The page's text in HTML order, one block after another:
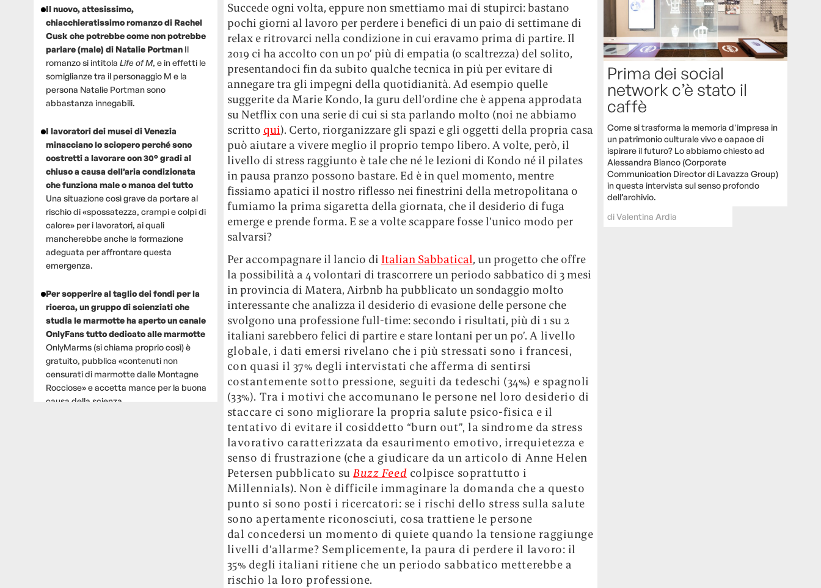
Il nuovo, attesissimo,
chiacchieratissimo romanzo di Rachel
Cusk che potrebbe come non potrebbe
parlare (male) di Natalie Portman Il
romanzo si intitola Life of M, e in effetti le
somiglianze tra il personaggio M e la
persona Natalie Portman sono
abbastanza innegabili.
I lavoratori dei musei di Venezia
minacciano lo sciopero perché sono
costretti a lavorare con 30° gradi al
chiuso a causa dell’aria condizionata
che funziona male o manca del tutto
Una situazione così grave da portare al
rischio di «spossatezza, crampi e colpi di
calore» per i lavoratori, ai quali
mancherebbe anche la formazione
adeguata per affrontare questa
emergenza.
Per sopperire al taglio dei fondi per la
ricerca, un gruppo di scienziati che
studia le marmotte ha aperto un canale
OnlyFans tutto dedicato alle marmotte
OnlyMarms (si chiama proprio così) è
gratuito, pubblica «contenuti non
censurati di marmotte dalle Montagne
Rocciose» e accetta mance per la buona
causa della scienza.
Succede ogni volta, eppure non smettiamo mai di stupirci: bastano
pochi giorni al lavoro per perdere i benefici di un paio di settimane di
relax e ritrovarci nella condizione in cui eravamo prima di partire. Il
2019 ci ha accolto con un po’ più di empatia (o scaltrezza) del solito,
presentandoci fin da subito qualche tecnica in più per evitare di
annegare tra gli impegni della quotidianità. Ad esempio quelle
suggerite da Marie Kondo, la guru dell’ordine che è appena approdata
su Netflix con una serie di cui si sta parlando molto (noi ne abbiamo
scritto qui). Certo, riorganizzare gli spazi e gli oggetti della propria casa
può aiutare a vivere meglio il proprio tempo libero. A volte, però, il
livello di stress raggiunto è tale che né le lezioni di Kondo né il pilates
in pausa pranzo possono bastare. Ed è in quel momento, mentre
fissiamo apatici il nostro riflesso nei finestrini della metropolitana o
fumiamo la prima sigaretta della giornata, che il desiderio di fuga
emerge e prende forma. E se a volte scappare fosse l’unico modo per
salvarsi?
Per accompagnare il lancio di Italian Sabbatical, un progetto che offre
la possibilità a 4 volontari di trascorrere un periodo sabbatico di 3 mesi
in provincia di Matera, Airbnb ha pubblicato un sondaggio molto
interessante che analizza il desiderio di evasione delle persone che
svolgono una professione full-time: secondo i risultati, più di 1 su 2
italiani sarebbero felici di partire e stare lontani per un po’. A livello
globale, i dati emersi rivelano che i più stressati sono i francesi,
con quasi il 37% degli intervistati che afferma di sentirsi
costantemente sotto pressione, seguiti da tedeschi (34%) e spagnoli
(33%). Tra i motivi che accomunano le persone nel loro desiderio di
staccare ci sono migliorare la propria salute psico-fisica e il
tentativo di evitare il cosiddetto “burn out”, la sindrome da stress
lavorativo caratterizzata da esaurimento emotivo, irrequietezza e
senso di frustrazione (che a giudicare da un articolo di Anne Helen
Petersen pubblicato suBuzz Feed colpisce soprattutto i
Millennials). Non è difficile immaginare la domanda che a questo
punto si sono posti i ricercatori: se i rischi dello stress sulla salute
sono apertamente riconosciuti, cosa trattiene le persone
dal concedersi un momento di quiete quando la tensione raggiunge
livelli d’allarme? Semplicemente, la paura di perdere il lavoro: il
35% degli italiani ritiene che un periodo sabbatico metterebbe a
rischio la loro professione.
Prima dei social
network c’è stato il
caffè
Come si trasforma la memoria d'impresa in
un patrimonio culturale vivo e capace di
ispirare il futuro? Lo abbiamo chiesto ad
Alessandra Bianco (Corporate
Communication Director di Lavazza Group)
in questa intervista sul senso profondo
dell’archivio.
diValentina Ardia